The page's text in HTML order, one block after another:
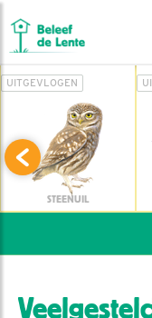
UITGEVLOGEN
STEENUIL